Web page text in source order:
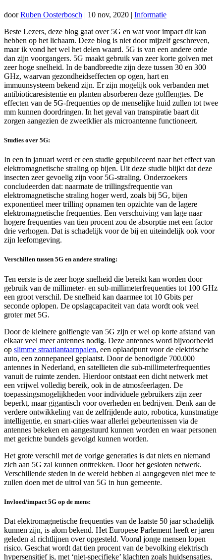
doorRuben Oosterbosch | 10 nov, 2020 | Informatie
Beste Lezers, deze blog gaat over 5G en wat voor impact dit kan
hebben op het lichaam. Deze blog is niet door mijzelf geschreven,
maar ik vond het wel het delen waard. 5G is van een andere orde
dan zijn voorgangers. 5G maakt gebruik van zeer korte golven met
zeer hoge snelheid. In de bandbreedte zijn deze tussen 30 en 300
GHz, waarvan gezondheidseffecten op ogen, hart en
immuunsysteem bekend zijn. Er zijn mogelijk ook verbanden met
antibioticaresistentie en planten absorberen deze golflengtes. De
effecten van de 5G-frequenties op de menselijke huid zullen tot twee
mm kunnen doordringen. In het geval van transpiratie baart dit
zorgen aangezien de zweetklier als microantenne functioneert.
Studies over 5G:
In een in januari werd er een studie gepubliceerd naar het effect van
elektromagnetische straling op bijen. Uit deze studie blijkt dat deze
insecten zeer gevoelig zijn voor 5G-straling. Onderzoekers
concludeerden dat: naarmate de trillingsfrequentie van
elektromagnetische straling hoger werd, zoals bij 5G, bijen
exponentieel meer trilling opnamen ten opzichte van de lagere
elektromagnetische frequenties. Een verschuiving van lage naar
hogere frequenties van tien procent zou de absorptie met een factor
drie verhogen. Dat is schadelijk voor de bij en uiteindelijk ook voor
zijn leefomgeving.
Verschillen tussen 5G en andere straling:
Ten eerste is de zeer hoge snelheid die bereikt kan worden door
gebruik van de millimeter- en sub-millimeterfrequenties tot 100 GHz
een groot verschil. De snelheid kan daarmee tot 10 Gbits per
seconde oplopen. De opslagcapaciteit van data wordt ook veel
groter met 5G.
Door de kleinere golflengte van 5G zijn er wel op korte afstand van
elkaar veel meer antennes nodig. Deze antennes word bijvoorbeeld
op slimme straatlantaarnpalen, een oplaadpunt voor de elektrische
auto, een zonnepaneel geplaatst. Door de benodigde 700.000
antennes in Nederland, en satellieten die sub-millimeterfrequenties
vanuit de ruimte zenden. Hierdoor ontstaat een dicht netwerk met
een vrijwel volledig bereik, ook in de atmosfeerlagen. De
toepassingsmogelijkheden voor individuele gebruikers zijn zeer
beperkt, maar gigantisch voor overheden en bedrijven. Denk aan de
verdere ontwikkeling van de zelfrijdende auto, robotica, kunstmatige
intelligentie, en smart-cities waar allerlei gebeurtenissen via de
antennes bekeken en aangestuurd kunnen worden en waar personen
met gerichte bundels gevolgd kunnen worden.
Het grote verschil met de vorige generaties is dat niets en niemand
zich aan 5G zal kunnen onttrekken. Door het gesloten netwerk.
Verschillende steden in de wereld hebben al aangegeven niet mee te
zullen doen met de uitrol van 5G in hun gemeente.
Invloed/impact 5G op de mens:
Dat elektromagnetische frequenties van de laatste 50 jaar schadelijk
kunnen zijn, is alom bekend. Het Europese Parlement heeft er jaren
geleden al richtlijnen over opgesteld. Vooral jonge mensen lopen
risico. Geschat wordt dat tien procent van de bevolking elektrisch
hypersensitief is, met ‘niet-specifieke’ klachten zoals huidsensaties,